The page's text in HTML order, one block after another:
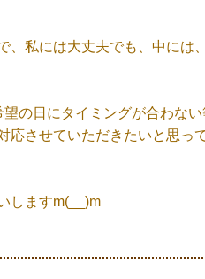
、私には大丈夫でも、中には
の日にタイミングが合わな
応させていただきたいと思っ
しますm(__)m